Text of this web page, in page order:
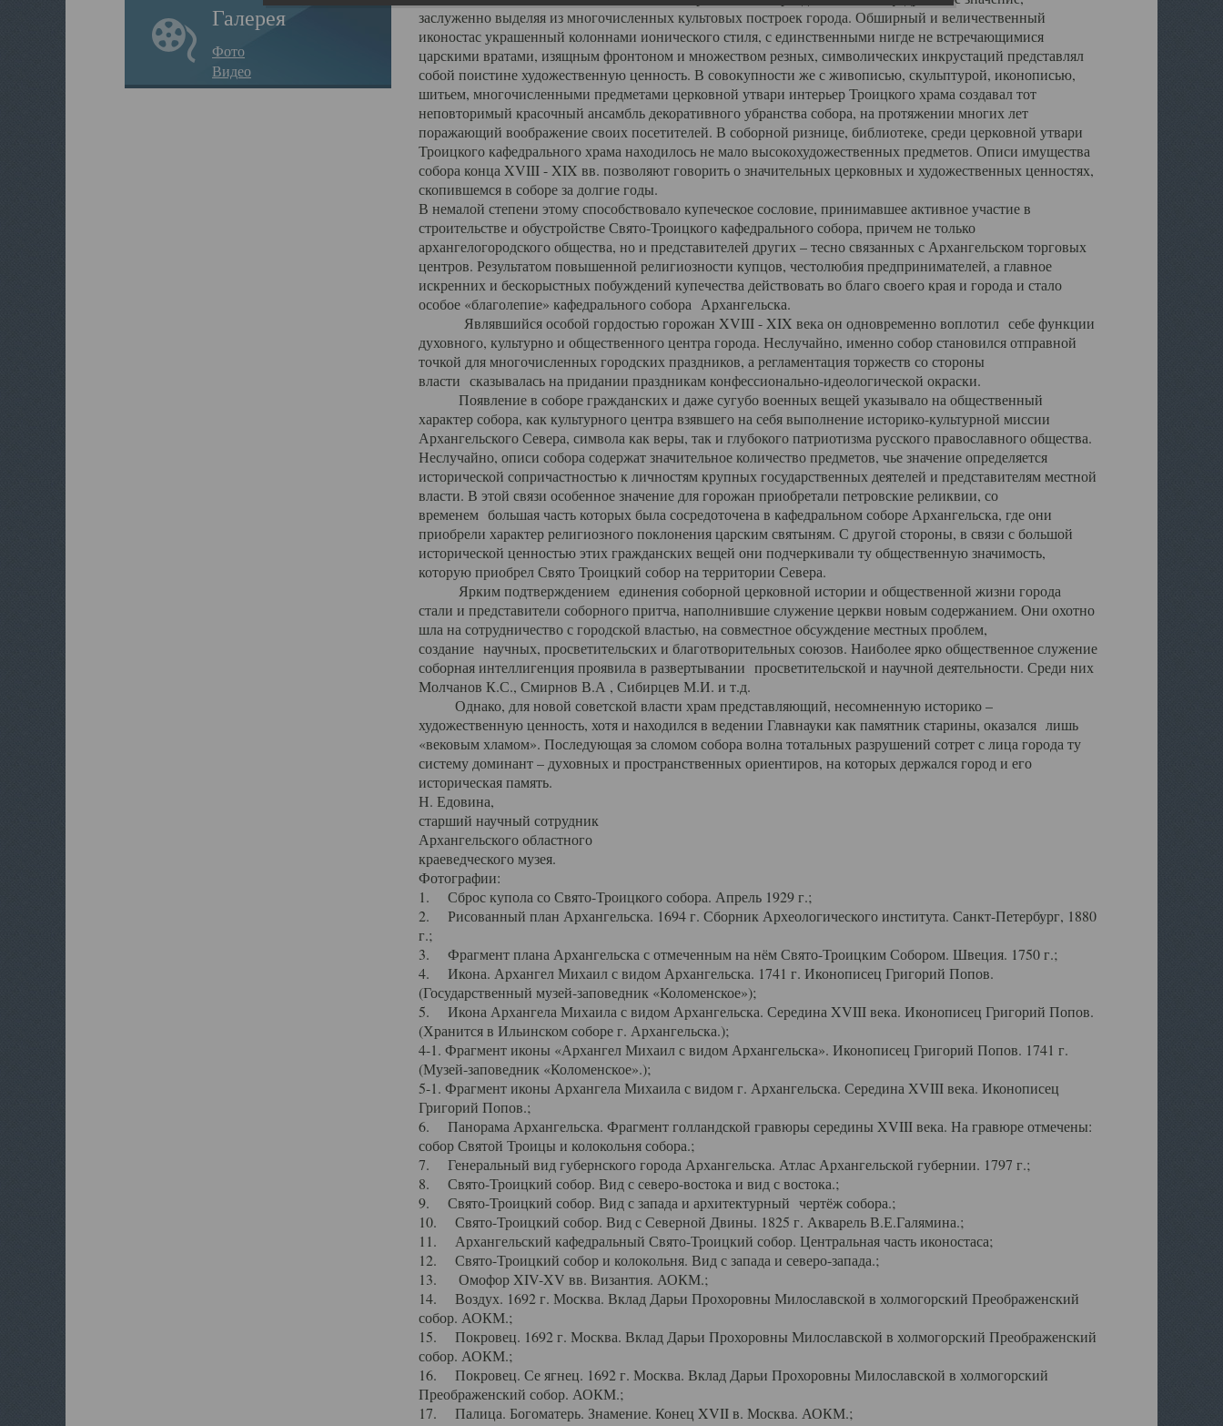
Галерея
Фото
Видео
заслуженно выделяя из многочисленных культовых построек города. Обширный и величественный
иконостас украшенный колоннами ионического стиля, с единственными нигде не встречающимися
царскими вратами, изящным фронтоном и множеством резных, символических инкрустаций представлял
собой поистине художественную ценность. В совокупности же с живописью, скульптурой, иконописью,
шитьем, многочисленными предметами церковной утвари интерьер Троицкого храма создавал тот
неповторимый красочный ансамбль декоративного убранства собора, на протяжении многих лет
поражающий воображение своих посетителей. В соборной ризнице, библиотеке, среди церковной утвари
Троицкого кафедрального храма находилось не мало высокохудожественных предметов. Описи имущества
собора конца XVIII - XIX вв. позволяют говорить о значительных церковных и художественных ценностях,
скопившемся в соборе за долгие годы.
В немалой степени этому способствовало купеческое сословие, принимавшее активное участие в
строительстве и обустройстве Свято-Троицкого кафедрального собора, причем не только
архангелогородского общества, но и представителей других – тесно связанных с Архангельском торговых
центров. Результатом повышенной религиозности купцов, честолюбия предпринимателей, а главное
искренних и бескорыстных побуждений купечества действовать во благо своего края и города и стало
особое «благолепие» кафедрального собора Архангельска.
Являвшийся особой гордостью горожан XVIII - XIX века он одновременно воплотил себе функции
духовного, культурно и общественного центра города. Неслучайно, именно собор становился отправной
точкой для многочисленных городских праздников, а регламентация торжеств со стороны
власти сказывалась на придании праздникам конфессионально-идеологической окраски.
Появление в соборе гражданских и даже сугубо военных вещей указывало на общественный
характер собора, как культурного центра взявшего на себя выполнение историко-культурной миссии
Архангельского Севера, символа как веры, так и глубокого патриотизма русского православного общества.
Неслучайно, описи собора содержат значительное количество предметов, чье значение определяется
исторической сопричастностью к личностям крупных государственных деятелей и представителям местной
власти. В этой связи особенное значение для горожан приобретали петровские реликвии, со
временем большая часть которых была сосредоточена в кафедральном соборе Архангельска, где они
приобрели характер религиозного поклонения царским святыням. С другой стороны, в связи с большой
исторической ценностью этих гражданских вещей они подчеркивали ту общественную значимость,
которую приобрел Свято Троицкий собор на территории Севера.
Ярким подтверждением единения соборной церковной истории и общественной жизни города
стали и представители соборного притча, наполнившие служение церкви новым содержанием. Они охотно
шла на сотрудничество с городской властью, на совместное обсуждение местных проблем,
создание научных, просветительских и благотворительных союзов. Наиболее ярко общественное служение
соборная интеллигенция проявила в развертывании просветительской и научной деятельности. Среди них
Молчанов К.С., Смирнов В.А , Сибирцев М.И. и т.д.
Однако, для новой советской власти храм представляющий, несомненную историко –
художественную ценность, хотя и находился в ведении Главнауки как памятник старины, оказался лишь
«вековым хламом». Последующая за сломом собора волна тотальных разрушений сотрет с лица города ту
систему доминант – духовных и пространственных ориентиров, на которых держался город и его
историческая память.
Н. Едовина,
старший научный сотрудник
Архангельского областного
краеведческого музея.
Фотографии:
1. Сброс купола со Свято-Троицкого собора. Апрель 1929 г.;
2. Рисованный план Архангельска. 1694 г. Сборник Археологического института. Санкт-Петербург, 1880
г.;
3. Фрагмент плана Архангельска с отмеченным на нём Свято-Троицким Собором. Швеция. 1750 г.;
4. Икона. Архангел Михаил с видом Архангельска. 1741 г. Иконописец Григорий Попов.
(Государственный музей-заповедник «Коломенское»);
5. Икона Архангела Михаила с видом Архангельска. Середина XVIII века. Иконописец Григорий Попов.
(Хранится в Ильинском соборе г. Архангельска.);
4-1. Фрагмент иконы «Архангел Михаил с видом Архангельска». Иконописец Григорий Попов. 1741 г.
(Музей-заповедник «Коломенское».);
5-1. Фрагмент иконы Архангела Михаила с видом г. Архангельска. Середина XVIII века. Иконописец
Григорий Попов.;
6. Панорама Архангельска. Фрагмент голландской гравюры середины XVIII века. На гравюре отмечены:
собор Святой Троицы и колокольня собора.;
7. Генеральный вид губернского города Архангельска. Атлас Архангельской губернии. 1797 г.;
8. Свято-Троицкий собор. Вид с северо-востока и вид с востока.;
9. Свято-Троицкий собор. Вид с запада и архитектурный чертёж собора.;
10. Свято-Троицкий собор. Вид с Северной Двины. 1825 г. Акварель В.Е.Галямина.;
11. Архангельский кафедральный Свято-Троицкий собор. Центральная часть иконостаса;
12. Свято-Троицкий собор и колокольня. Вид с запада и северо-запада.;
13. Омофор XIV-XV вв. Византия. АОКМ.;
14. Воздух. 1692 г. Москва. Вклад Дарьи Прохоровны Милославской в холмогорский Преображенский
собор. АОКМ.;
15. Покровец. 1692 г. Москва. Вклад Дарьи Прохоровны Милославской в холмогорский Преображенский
собор. АОКМ.;
16. Покровец. Се ягнец. 1692 г. Москва. Вклад Дарьи Прохоровны Милославской в холмогорский
Преображенский собор. АОКМ.;
17. Палица. Богоматерь. Знамение. Конец XVII в. Москва. АОКМ.;